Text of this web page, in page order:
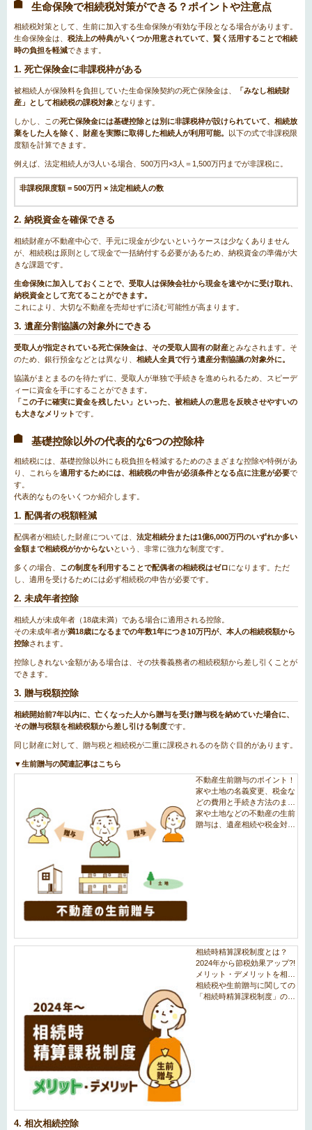
生命保険で相続税対策ができる？ポイントや注意点
相続税対策として、生前に加入する生命保険が有効な手段となる場合があります。
生命保険金は、 税法上の特典がいくつか用意されていて、賢く活用することで相続
時の負担を軽減できます。
1. 死亡保険金に非課税枠がある
被相続人が保険料を負担していた生命保険契約の死亡保険金は、
「みなし相続財
産」として相続税の課税対象 となります。
しかし、この死亡保険金には基礎控除とは別に非課税枠が設けられていて、相続放
棄をした人を除く、財産を実際に取得した相続人が利用可能。 以下の式で非課税限
度額を計算できます。
例えば、法定相続人が3人いる場合、500万円×3人＝1,500万円までが非課税に。
非課税限度額 = 500万円 × 法定相続人の数
2. 納税資金を確保できる
相続財産が不動産中心で、手元に現金が少ないというケースは少なくありません
が、相続税は原則として現金で一括納付する必要があるため、納税資金の準備が大
きな課題です。
生命保険に加入しておくことで、受取人は保険会社から現金を速やかに受け取れ、
納税資金として充てることができます。
これにより、大切な不動産を売却せずに済む可能性が高まります。
3. 遺産分割協議の対象外にできる
受取人が指定されている死亡保険金は、その受取人固有の財産とみなされます。そ
のため、銀行預金などとは異なり、 相続人全員で行う遺産分割協議の対象外に。
協議がまとまるのを待たずに、受取人が単独で手続きを進められるため、スピーデ
ィーに資金を手にすることができます。
「この子に確実に資金を残したい」といった、被相続人の意思を反映させやすいの
も大きなメリットです。
基礎控除以外の代表的な6つの控除枠
相続税には、基礎控除以外にも税負担を軽減するためのさまざまな控除や特例があ
り、これらを適用するためには、相続税の申告が必須条件となる点に注意が必要で
す。
代表的なものをいくつか紹介します。
1. 配偶者の税額軽減
配偶者が相続した財産については、 法定相続分または1億6,000万円のいずれか多い
金額まで相続税がかからないという、非常に強力な制度です。
多くの場合、 この制度を利用することで配偶者の相続税はゼロになります。ただ
し、適用を受けるためには必ず相続税の申告が必要です。
2. 未成年者控除
相続人が未成年者（18歳未満）である場合に適用される控除。
その未成年者が満18歳になるまでの年数1年につき10万円が、本人の相続税額から
控除されます。
控除しきれない金額がある場合は、その扶養義務者の相続税額から差し引くことが
できます。
3. 贈与税額控除
相続開始前7年以内に、亡くなった人から贈与を受け贈与税を納めていた場合に、
その贈与税額を相続税額から差し引ける制度です。
同じ財産に対して、贈与税と相続税が二重に課税されるのを防ぐ目的があります。
▼生前贈与の関連記事はこちら
4. 相次相続控除